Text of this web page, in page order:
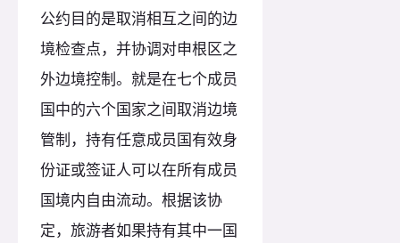
公约目的是取消相互之间的边
境检查点，并协调对申根区之
外边境控制。就是在七个成员
国中的六个国家之间取消边境
管制，持有任意成员国有效身
份证或签证人可以在所有成员
国境内自由流动。根据该协
定，旅游者如果持有其中一国